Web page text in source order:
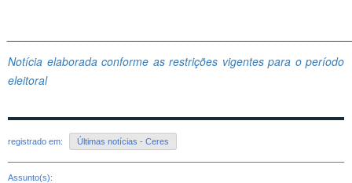
Notícia elaborada conforme as restrições vigentes para o período
eleitoral
registrado em: Últimas notícias - Ceres
Assunto(s):